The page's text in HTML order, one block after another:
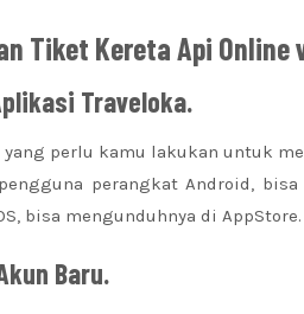
Tiket Kereta Api Online
Traveloka.
yang perlu kamu lakukan untuk
perangkat Android,
bisa mengunduhnya di AppStore.
Baru.